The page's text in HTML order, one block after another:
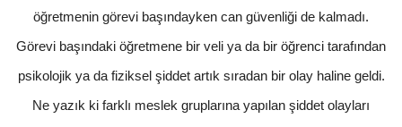
öğretmenin görevi başındayken can güvenliği de kalmadı.
Görevi başındaki öğretmene bir veli ya da bir öğrenci tarafından
psikolojik ya da fiziksel şiddet artık sıradan bir olay haline geldi.
Ne yazık ki farklı meslek gruplarına yapılan şiddet olayları